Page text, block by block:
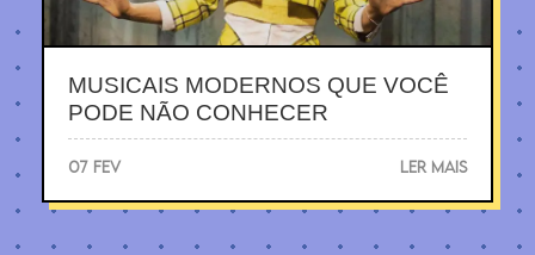
MUSICAIS MODERNOS QUE VOCÊ
PODE NÃO CONHECER
07 FEV LER MAIS